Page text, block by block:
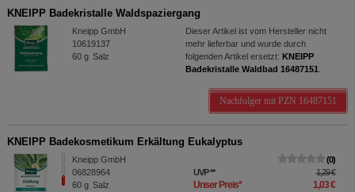
KNEIPP Badekristalle Waldspaziergang
Kneipp GmbH
10619137
60g Salz
Dieser Artikel ist vom Hersteller nicht
mehr lieferbar und wurde durch
folgenden Artikel ersetzt: KNEIPP
Badekristalle Waldbad 16487151
Nachfolger mit PZN 16487151
KNEIPP Badekosmetikum Erkältung Eukalyptus
Kneipp GmbH
06828964
60 g Salz
0
UVP** 1,29 €
Unser Preis* 1,03 €